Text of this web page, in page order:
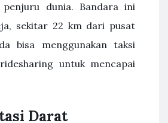
dunia. Bandara ini
sekitar 22 km dari pusat
bisa menggunakan taksi
untuk mencapai
Darat